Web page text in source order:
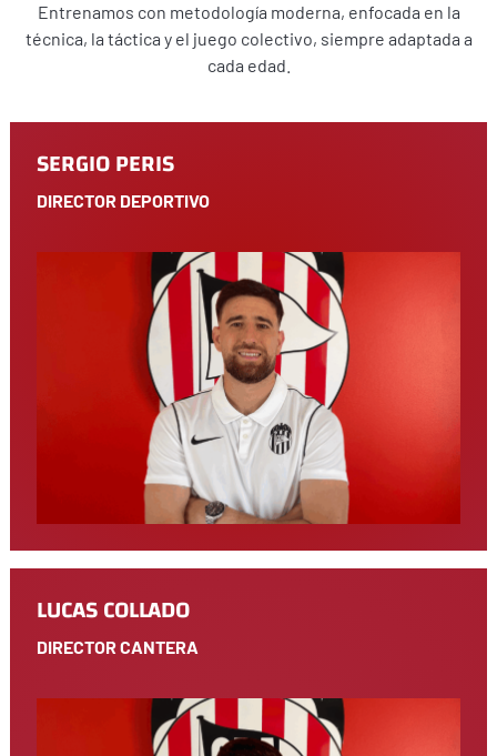
Entrenamos con metodología moderna, enfocada en la
técnica, la táctica y el juego colectivo, siempre adaptada a
cada edad.
SERGIO PERIS
DIRECTOR DEPORTIVO
LUCAS COLLADO
DIRECTOR CANTERA